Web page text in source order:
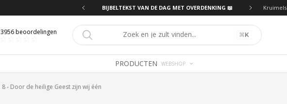
BIJBELTEKST VAN DE DAG MET OVERDENKING 📖 Kruimels
3956beoordelingen ⌘K
PRODUCTEN WEBSHOP
8 - Door de heilige Geest zijn wij één